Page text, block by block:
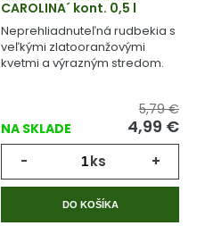
CAROLINA´ kont. 0,5 l
Neprehliadnuteľná rudbekia s
veľkými zlatooranžovými
kvetmi a výrazným stredom.
NA SKLADE
5,79 €
4,99 €
- ks +
DO KOŠÍKA